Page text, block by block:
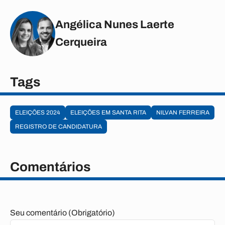
Angélica Nunes Laerte
Cerqueira
Tags
ELEIÇÕES 2024 ELEIÇÕES EM SANTA RITA
NILVAN FERREIRA
REGISTRO DE CANDIDATURA
Comentários
Seu comentário (Obrigatório)